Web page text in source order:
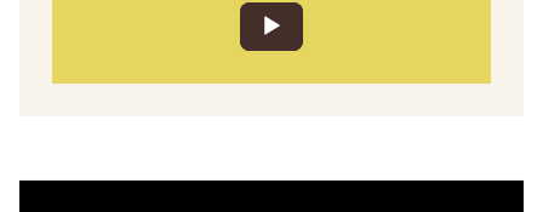
Reproductor
d'àudio